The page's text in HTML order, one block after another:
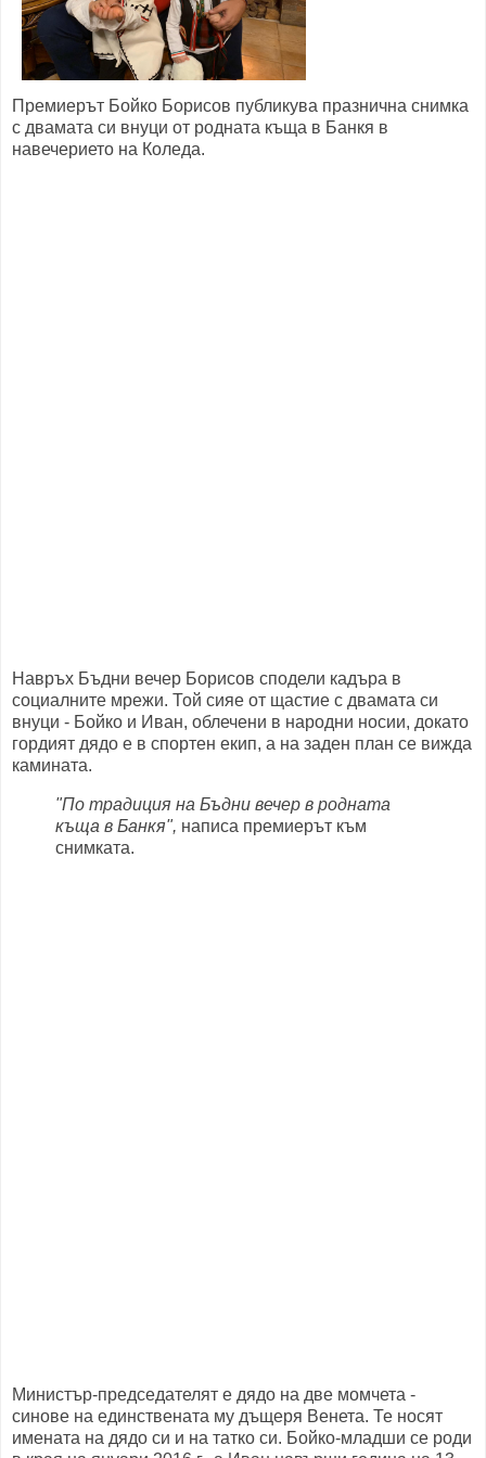
Премиерът Бойко Борисов публикува празнична снимка
с двамата си внуци от родната къща в Банкя в
навечерието на Коледа.
Навръх Бъдни вечер Борисов сподели кадъра в
социалните мрежи. Той сияе от щастие с двамата си
внуци - Бойко и Иван, облечени в народни носии, докато
гордият дядо е в спортен екип, а на заден план се вижда
камината.
"По традиция на Бъдни вечер в родната
къща в Банкя", написа премиерът към
снимката.
Министър-председателят е дядо на две момчета -
синове на единствената му дъщеря Венета. Те носят
имената на дядо си и на татко си. Бойко-младши се роди